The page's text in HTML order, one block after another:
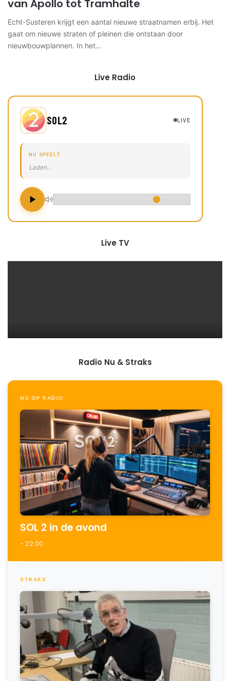
van Apollo tot Tramhalte
Echt-Susteren krijgt een aantal nieuwe straatnamen erbij. Het
gaat om nieuwe straten of pleinen die ontstaan door
nieuwbouwplannen. In het…
Live Radio
SOL2 LIVE
NU SPEELT
Laden…
Live TV
Radio Nu & Straks
NU OP RADIO
SOL 2 in de avond
- 22:00
STRAKS